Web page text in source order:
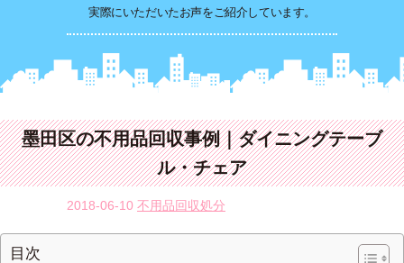
実際にいただいたお声をご紹介しています。
墨田区の不用品回収事例｜ダイニングテーブ
ル・チェア
2018-06-10 不用品回収処分
目次